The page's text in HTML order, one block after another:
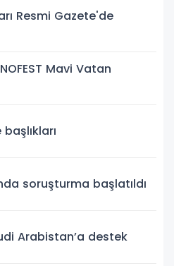
Resmi Gazete'de
Mavi Vatan
soruşturma başlatıldı
Arabistan’a destek